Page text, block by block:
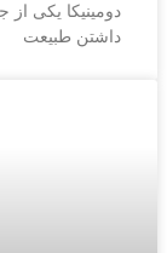
دومینیکا یکی
داشتن طبیعت